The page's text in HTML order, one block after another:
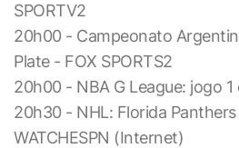
SPORTV2
20h00 - Campeonato
Plate - FOX SPORTS2
20h00 - NBA G League: jogo 1
20h30 - NHL: Florida
WATCHESPN (Internet)